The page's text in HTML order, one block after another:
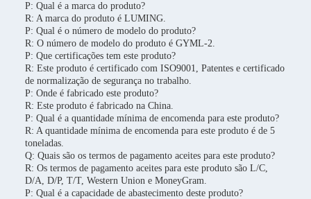
P: Qual é a marca do produto?
R: A marca do produto é LUMING.
P: Qual é o número de modelo do produto?
R: O número de modelo do produto é GYML-2.
P: Que certificações tem este produto?
R: Este produto é certificado com ISO9001, Patentes e certificado
de normalização de segurança no trabalho.
P: Onde é fabricado este produto?
R: Este produto é fabricado na China.
P: Qual é a quantidade mínima de encomenda para este produto?
R: A quantidade mínima de encomenda para este produto é de 5
toneladas.
Q: Quais são os termos de pagamento aceites para este produto?
R: Os termos de pagamento aceites para este produto são L/C,
D/A, D/P, T/T, Western Union e MoneyGram.
P: Qual é a capacidade de abastecimento deste produto?